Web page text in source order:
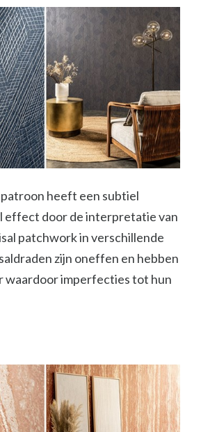
heeft een subtiel
effect door de interpretatie van
patchwork in verschillende
zijn oneffen en hebben
waardoor imperfecties tot hun